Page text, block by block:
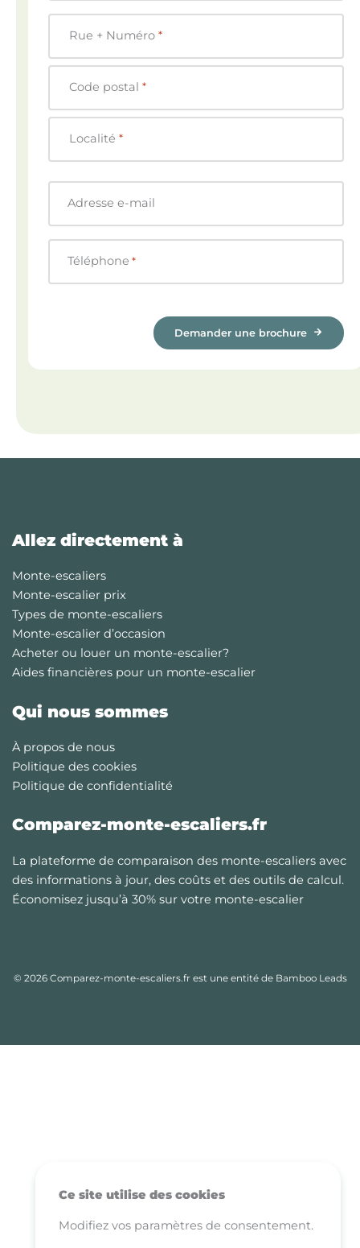
r
*
Rue + Numéro *
Code postal *
Localité *
Adresse e-mail
Téléphone *
Demander une brochure
Allez directement à
Monte-escaliers
Monte-escalier prix
Types de monte-escaliers
Monte-escalier d’occasion
Acheter ou louer un monte-escalier?
Aides financières pour un monte-escalier
Qui nous sommes
À propos de nous
Politique des cookies
Politique de confidentialité
Comparez-monte-escaliers.fr
La plateforme de comparaison des monte-escaliers avec
des informations à jour, des coûts et des outils de calcul.
Économisez jusqu’à 30% sur votre monte-escalier
© 2026 Comparez-monte-escaliers.fr est une entité de Bamboo Leads
Ce site utilise des cookies
Modifiez vos paramètres de consentement.